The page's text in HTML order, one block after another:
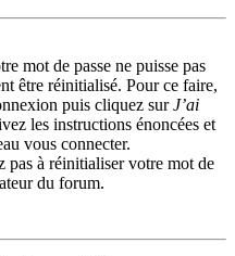
mot de passe ne puisse pas
être réinitialisé. Pour ce faire,
puis cliquez surJ’ai
les instructions énoncées et
vous connecter.
pas à réinitialiser votre mot de
du forum.